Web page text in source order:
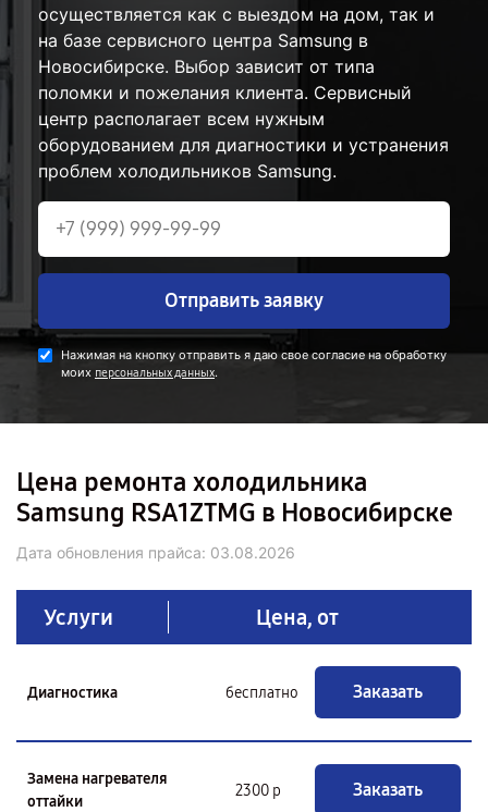
осуществляется как с выездом на дом, так и
на базе сервисного центра Samsung в
Новосибирске. Выбор зависит от типа
поломки и пожелания клиента. Сервисный
центр располагает всем нужным
оборудованием для диагностики и устранения
проблем холодильников Samsung.
Отправить заявку
Нажимая на кнопку отправить я даю свое согласие на обработку
моих персональных данных.
Цена ремонта холодильника
Samsung RSA1ZTMG в Новосибирске
Дата обновления прайса: 03.08.2026
Услуги Цена, от
Диагностика бесплатно Заказать
Замена нагревателя
оттайки
2300 р Заказать